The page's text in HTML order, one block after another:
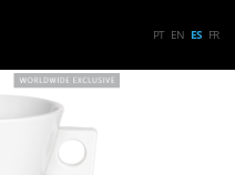
PT EN ES FR